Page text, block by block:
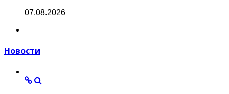
07.08.2026
Новости